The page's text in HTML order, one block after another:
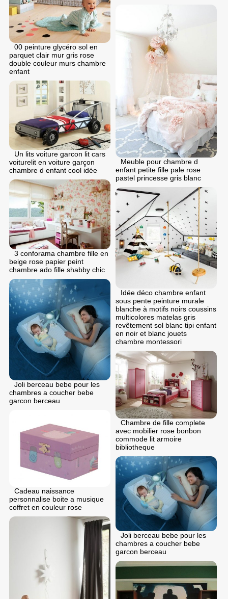
00 peinture glycéro sol en
parquet clair mur gris rose
double couleur murs chambre
enfant
Meuble pour chambre d
enfant petite fille pale rose
pastel princesse gris blanc
Un lits voiture garcon lit cars
voiturelit en voiture garçon
chambre d enfant cool idée
3 conforama chambre fille en
beige rose papier peint
chambre ado fille shabby chic
Idée déco chambre enfant
sous pente peinture murale
blanche à motifs noirs coussins
multicolores matelas gris
revêtement sol blanc tipi enfant
en noir et blanc jouets
chambre montessori
Joli berceau bebe pour les
chambres a coucher bebe
garcon berceau
Chambre de fille complete
avec mobilier rose bonbon
commode lit armoire
bibliotheque
Cadeau naissance
personnalise boite a musique
coffret en couleur rose
Joli berceau bebe pour les
chambres a coucher bebe
garcon berceau